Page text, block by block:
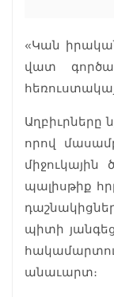
«Կան
վատ
Աղբիւրները
որով
պալիսթիք
պիտի
անաւարտ։